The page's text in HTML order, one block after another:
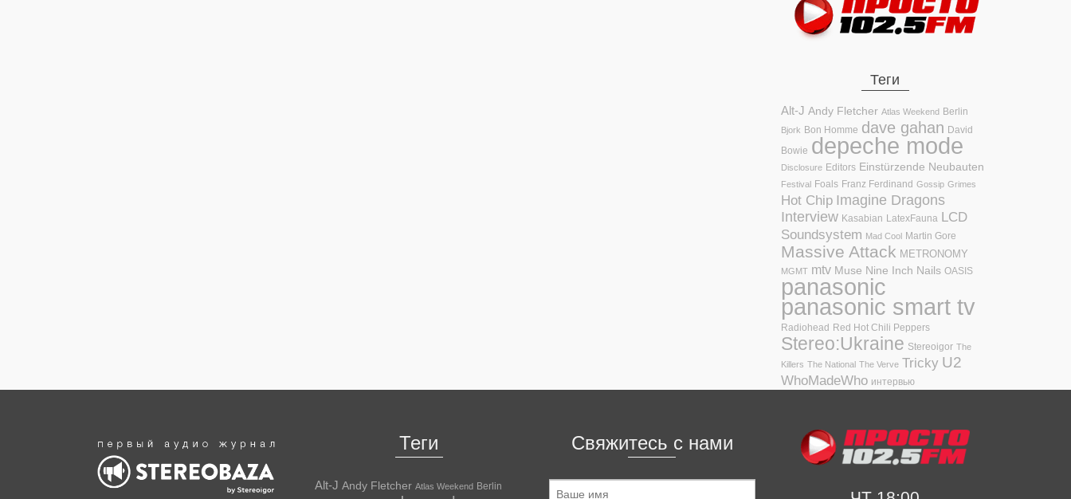
Теги
Alt-J Andy Fletcher Atlas Weekend Berlin
Bjork Bon Homme dave gahan David
Bowie depeche mode
Disclosure Editors Einstürzende Neubauten
Festival Foals Franz Ferdinand Gossip Grimes
Hot Chip Imagine Dragons
Interview Kasabian LatexFauna LCD
Soundsystem Mad Cool Martin Gore
Massive Attack METRONOMY
MGMT mtv Muse Nine Inch Nails OASIS
panasonic
panasonic smart tv
Radiohead Red Hot Chili Peppers
Stereo:Ukraine Stereoigor The
Killers The National The Verve Tricky U2
WhoMadeWho интервью
Теги
Alt-J Andy Fletcher Atlas Weekend Berlin
Свяжитесь с нами